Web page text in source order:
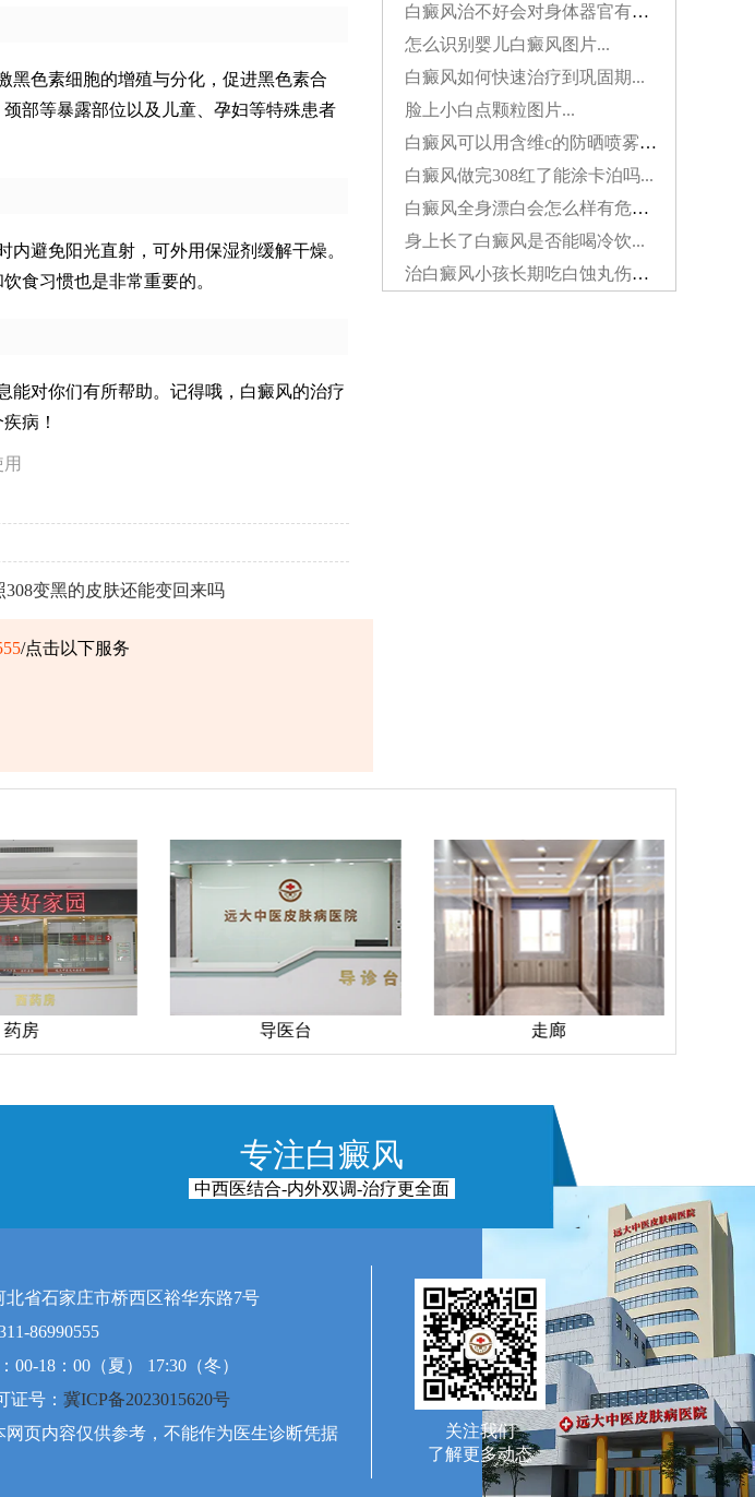
黑色素细胞的增殖与分化，促进黑色素合
部等暴露部位以及儿童、孕妇等特殊患者
避免阳光直射，可外用保湿剂缓解干燥。
食习惯也是非常重要的。
能对你们有所帮助。记得哦，白癜风的治疗
病！
308变黑的皮肤还能变回来吗
/点击以下服务
白癜风治不好会对身体器官有影响吗...
怎么识别婴儿白癜风图片...
白癜风如何快速治疗到巩固期...
脸上小白点颗粒图片...
白癜风可以用含维c的防晒喷雾吗...
白癜风做完308红了能涂卡泊吗...
白癜风全身漂白会怎么样有危害吗...
身上长了白癜风是否能喝冷饮...
治白癜风小孩长期吃白蚀丸伤肝吗...
药房 导医台 走廊
专注白癜风
中西医结合-内外双调-治疗更全面
北省石家庄市桥西区裕华东路7号
86990555
00-18：00（夏） 17:30（冬）
证号： 冀ICP备2023015620号
网页内容仅供参考，不能作为医生诊断凭据
关注我们
了解更多动态